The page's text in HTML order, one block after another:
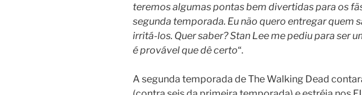
teremos algumas pontas bem divertidas para os
segunda temporada. Eu não quero entregar quem
irritá-los. Quer saber? Stan Lee me pediu para ser
é provável que dê certo“.
A segunda temporada de The Walking Dead